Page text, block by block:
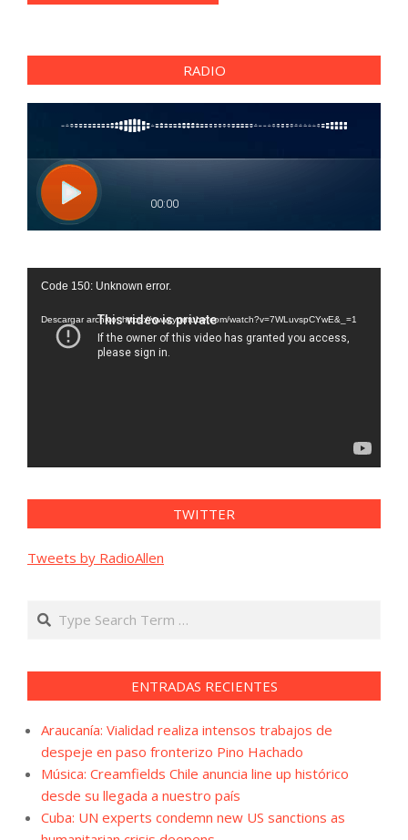
RADIO
Reproductor
vídeo
Code 150: Unknown error.
Descargar archivo: https://www.youtube.com/watch?v=7WLuvspCYwE&_=1
TWITTER
Tweets by RadioAllen
Search
ENTRADAS RECIENTES
Araucanía: Vialidad realiza intensos trabajos de
despeje en paso fronterizo Pino Hachado
Música: Creamfields Chile anuncia line up histórico
desde su llegada a nuestro país
Cuba: UN experts condemn new US sanctions as